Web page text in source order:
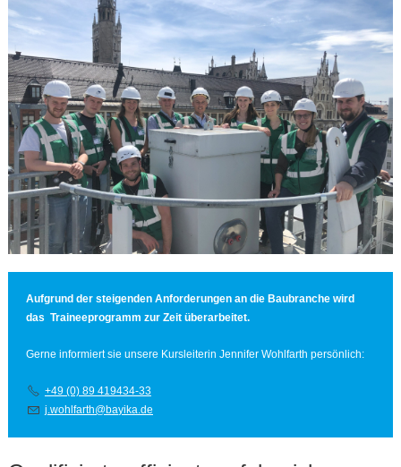
Aufgrund der steigenden Anforderungen an die Baubranche wird
das Traineeprogramm zur Zeit überarbeitet.
Gerne informiert sie unsere Kursleiterin Jennifer Wohlfarth persönlich:
+49 (0) 89 419434-33
j w hlf rth b y k d